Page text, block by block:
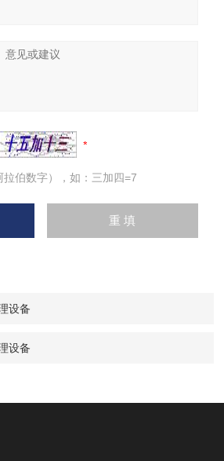
伯数字），如：三加四=7
设备
设备